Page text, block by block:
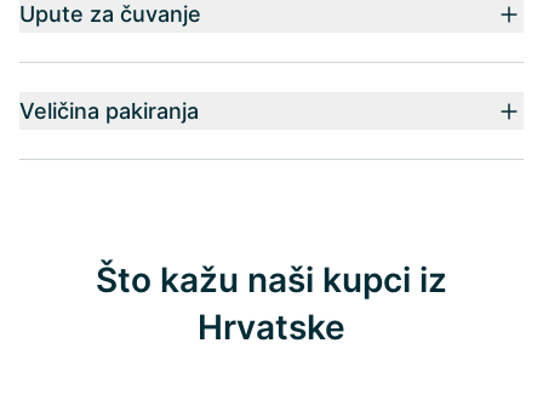
Upute za čuvanje
Veličina pakiranja
Što kažu naši kupci iz
Hrvatske